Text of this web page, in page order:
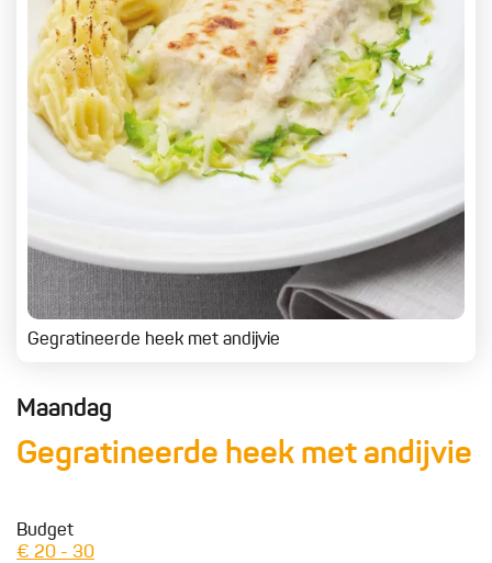
Gegratineerde heek met andijvie
Maandag
Gegratineerde heek met andijvie
Budget
€ 20 - 30